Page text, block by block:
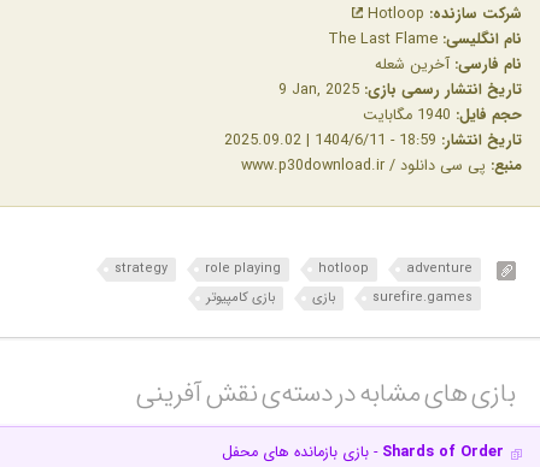
شرکت سازنده:
نام انگلیسی:
نام فارسی: آخرین شعله
تاریخ انتشار رسمی بازی:
حجم فایل:
تاریخ انتشار:
منبع: پی سی دانلود / www.p30download.ir
adventure
hotloop
role playing
strategy
surefire.games
بازی بازی کامپیوتر
بازی های مشابه در دسته‌ی‌ نقش آفرینی‎
Shards of Order - بازی بازمانده های محفل